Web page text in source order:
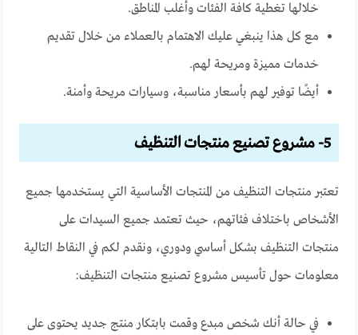
خلالها تغطية كافة الفئات وأغلب المناطق.
مع كل هذا ينبغي عليك الاهتمام بالعملاء من خلال تقديم
خدمات مميزة ومريحة لهم.
أيضًا توفير لهم بأسعار مناسبة، وسيارات مريحة وأمنة.
5- مشروع تصنيع منتجات التنظيف
تعتبر منتجات التنظيف من المنتجات الأساسية التي يستخدمها جميع
الأشخاص باختلاف فئاتهم، حيث تعتمد جميع السيدات على
منتجات التنظيف بشكل أساسي ودوري، ونقدم لكم في النقاط التالية
معلومات حول تأسيس مشروع تصنيع منتجات التنظيف:
في حالة أنك شخص مبدع وقمت بابتكار منتج جديد يحتوى على